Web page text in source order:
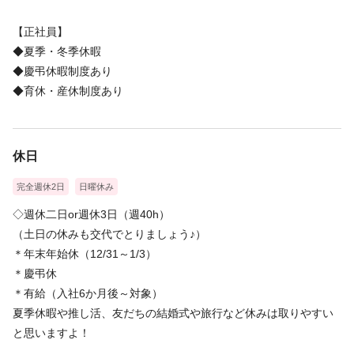
＊賞与/業績により利益還元として支給
給料と待遇詳細は面談の際にお伝えします^^
＜試用期間あり＞ 1ヶ月 〜 3ヶ月 / 月給 190,000円 〜 280,000円
【正社員】
◆夏季・冬季休暇
◆慶弔休暇制度あり
◆育休・産休制度あり
休日
完全週休2日 日曜休み
◇週休二日or週休3日（週40h）
（土日の休みも交代でとりましょう♪）
＊年末年始休（12/31～1/3）
＊慶弔休
＊有給（入社6か月後～対象）
夏季休暇や推し活、友だちの結婚式や旅行など休みは取りやすい
と思いますよ！